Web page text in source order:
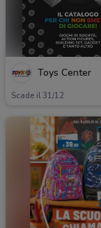
Toys Center
Scade il 31/12